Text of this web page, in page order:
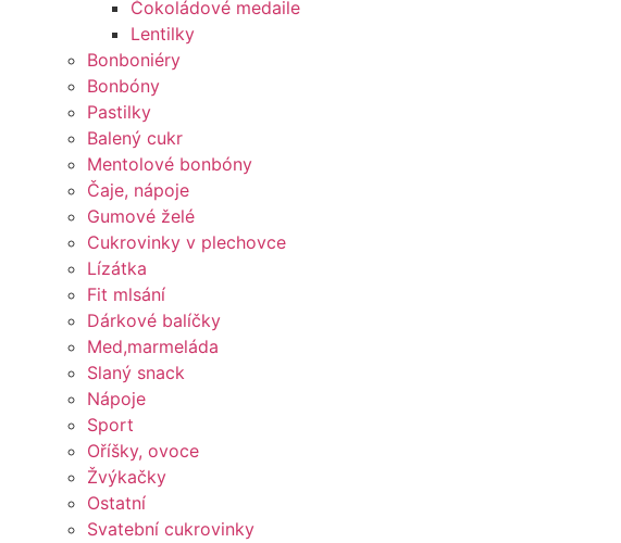
Čokoládové medaile
Lentilky
Bonboniéry
Bonbóny
Pastilky
Balený cukr
Mentolové bonbóny
Čaje, nápoje
Gumové želé
Cukrovinky v plechovce
Lízátka
Fit mlsání
Dárkové balíčky
Med,marmeláda
Slaný snack
Nápoje
Sport
Oříšky, ovoce
Žvýkačky
Ostatní
Svatební cukrovinky